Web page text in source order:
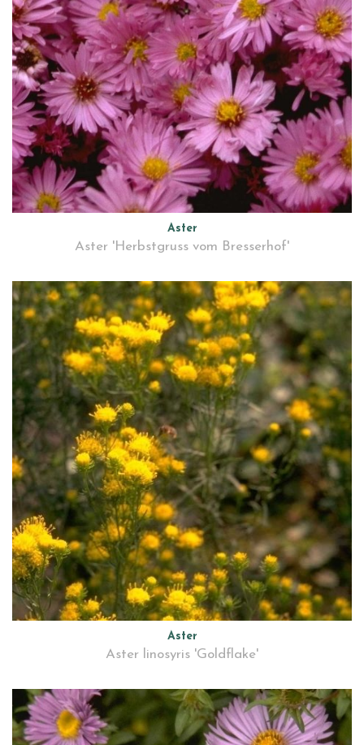
Aster
Aster 'Herbstgruss vom Bresserhof'
Aster
Aster linosyris 'Goldflake'